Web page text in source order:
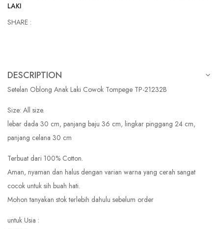
LAKI
SHARE :
DESCRIPTION
Setelan Oblong Anak Laki Cowok Tompege TP-21232B
Size: All size.
lebar dada 30 cm, panjang baju 36 cm, lingkar pinggang 24 cm,
panjang celana 30 cm
Terbuat dari 100% Cotton.
Aman, nyaman dan halus dengan varian warna yang cerah sangat
cocok untuk sih buah hati.
Mohon tanyakan stok terlebih dahulu sebelum order
untuk Usia :